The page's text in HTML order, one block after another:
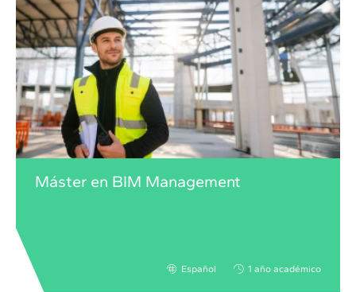
Máster en BIM Management
Español 1 año académico